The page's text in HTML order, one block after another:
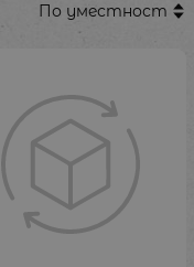
По уместност